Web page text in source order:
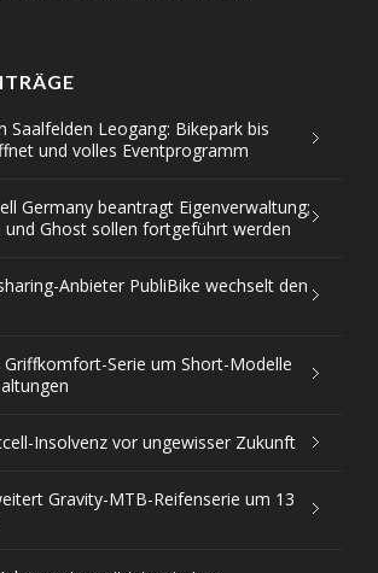
Saalfelden Leogang: Bikepark bis
und volles Eventprogramm
Germany beantragt Eigenverwaltung;
und Ghost sollen fortgeführt werden
Anbieter PubliBike wechselt den
Serie um Short-Modelle
Insolvenz vor ungewisser Zukunft
Gravity-MTB-Reifenserie um 13